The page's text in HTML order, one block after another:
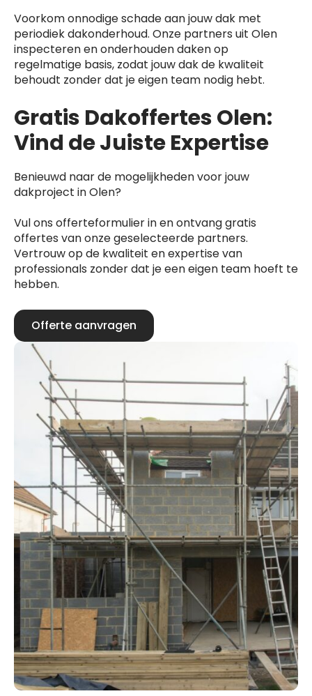
Voorkom onnodige schade aan jouw dak met
periodiek dakonderhoud. Onze partners uit Olen
inspecteren en onderhouden daken op
regelmatige basis, zodat jouw dak de kwaliteit
behoudt zonder dat je eigen team nodig hebt.
Gratis Dakoffertes Olen:
Vind de Juiste Expertise
Benieuwd naar de mogelijkheden voor jouw
dakproject in Olen?
Vul ons offerteformulier in en ontvang gratis
offertes van onze geselecteerde partners.
Vertrouw op de kwaliteit en expertise van
professionals zonder dat je een eigen team hoeft te
hebben.
Offerte aanvragen